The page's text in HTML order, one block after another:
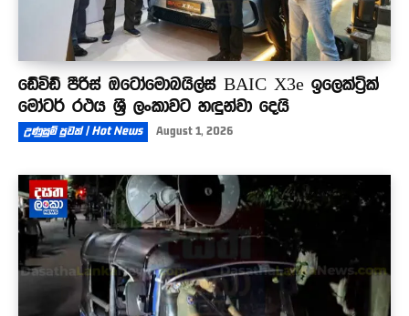
ඩේවිඩ් පීරිස් ඔටෝමොබයිල්ස් BAIC X3e ඉලෙක්ට්‍රික්
මෝටර් රථය ශ්‍රී ලංකාවට හඳුන්වා දෙයි
උණුසුම් පුවත් | Hot News August 1, 2026